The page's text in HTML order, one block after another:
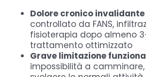
Dolore cronico invalidante
controllato da FANS,
fisioterapia dopo almeno
trattamento ottimizzato
Grave limitazione
impossibilità a